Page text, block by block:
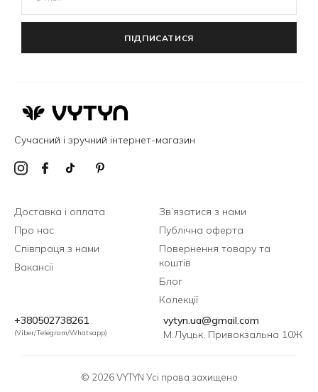
ПІДПИСАТИСЯ
Сучасний і зручний інтернет-магазин
Доставка і оплата
Про нас
Співпраця з нами
Вакансії
Зв’язатися з нами
Публічна оферта
Повернення товару та
коштів
Блог
Колекції
+380502738261
(Viber/Telegram/Whatsapp)
vytyn.ua@gmail.com
М.Луцьк, Привокзальна 10Ж
© 2026 VYTYN Усі права захищено